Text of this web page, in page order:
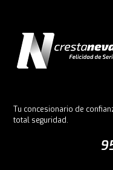
Tu concesionario de
total seguridad.